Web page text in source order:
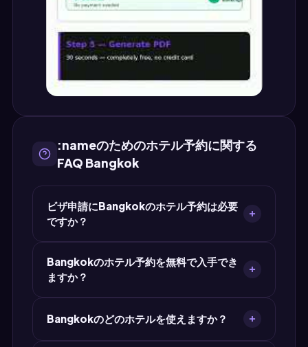
:nameのためのホテル予約に関する
FAQ Bangkok
ビザ申請にBangkokのホテル予約は必要
ですか？
められます。氏名、チェックイン・チェックアウ
ト日、ホテル住所、確認番号が記載された
Bangkokのホテル予約があれば、どの大使館へ
の提出要件も満たせます。
Bangkokのホテル予約を無料で入手でき
ますか？
らゆる都市のホテル予約PDFを無料で作成しま
す。クレジットカードもアカウント登録も不要。
Bangkokのどのホテルを使えますか？